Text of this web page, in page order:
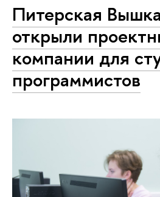
Питерская
открыли
компании для
программистов